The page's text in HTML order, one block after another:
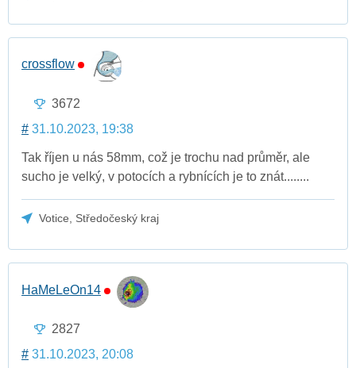
crossflow
3672
# 31.10.2023, 19:38
Tak říjen u nás 58mm, což je trochu nad průměr, ale
sucho je velký, v potocích a rybnících je to znát........
Votice, Středočeský kraj
HaMeLeOn14
2827
# 31.10.2023, 20:08